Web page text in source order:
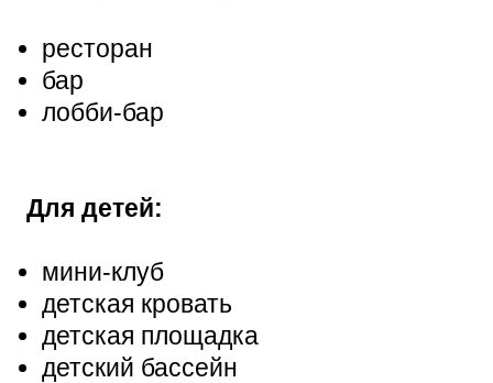
ресторан
бар
лобби-бар
Для детей:
мини-клуб
детская кровать
детская площадка
детский бассейн